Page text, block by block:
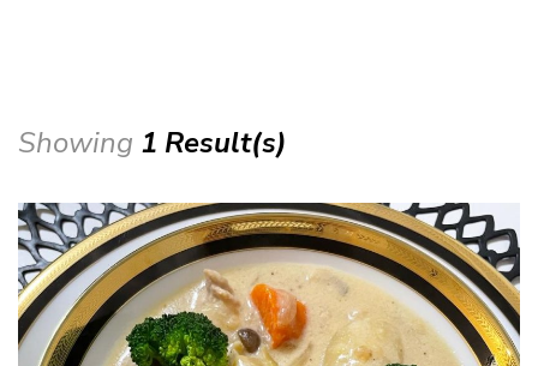
Showing 1 Result(s)